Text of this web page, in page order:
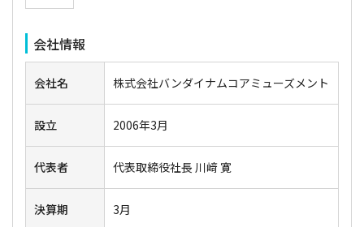
会社情報
会社名 株式会社バンダイナムコアミューズメント
設立 2006年3月
代表者 代表取締役社長 川﨑 寛
決算期 3月